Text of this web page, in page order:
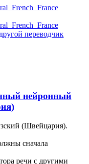
переводчик
нейронный
(Швейцария).
сначала
речи с другими